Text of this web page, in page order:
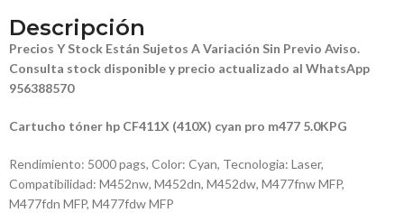
Descripción
Precios Y Stock Están Sujetos A Variación Sin Previo Aviso.
Consulta stock disponible y precio actualizado al WhatsApp
956388570
Cartucho tóner hp CF411X (410X) cyan pro m477 5.0KPG
Rendimiento: 5000 pags, Color: Cyan, Tecnologia: Laser,
Compatibilidad: M452nw, M452dn, M452dw, M477fnw MFP,
M477fdn MFP, M477fdw MFP